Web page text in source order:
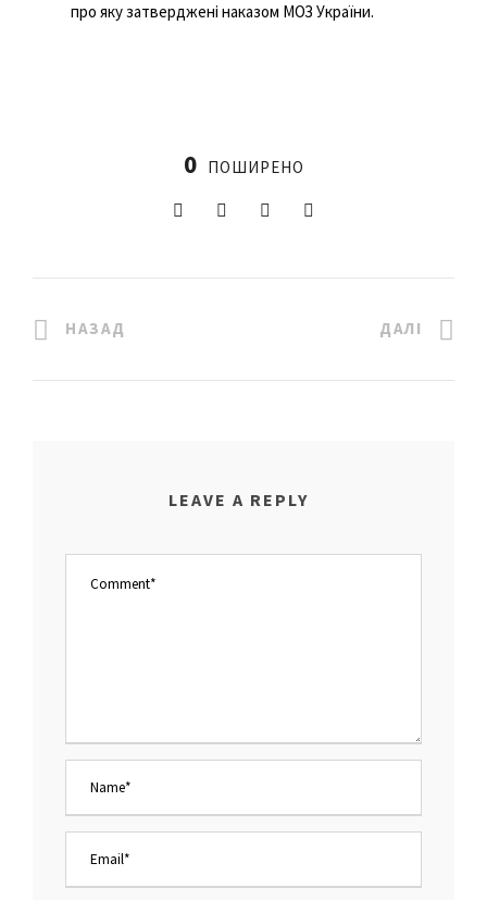
про яку затверджені наказом МОЗ України.
0 ПОШИРЕНО
НАЗАД ДАЛІ
LEAVE A REPLY